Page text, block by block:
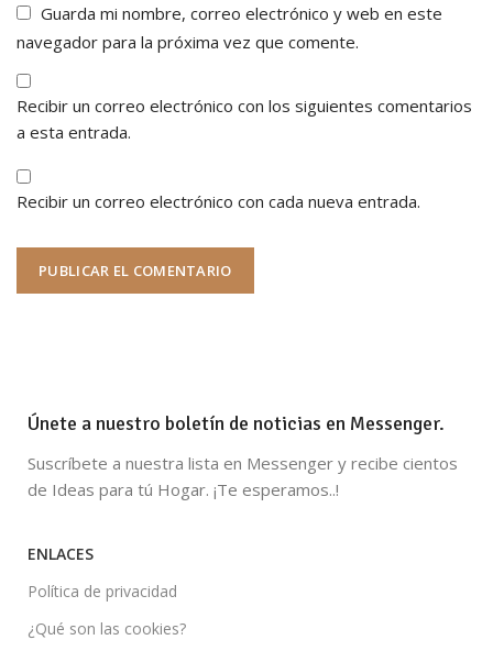
Guarda mi nombre, correo electrónico y web en este
navegador para la próxima vez que comente.
Recibir un correo electrónico con los siguientes comentarios
a esta entrada.
Recibir un correo electrónico con cada nueva entrada.
Únete a nuestro boletín de noticias en Messenger.
Suscríbete a nuestra lista en Messenger y recibe cientos
de Ideas para tú Hogar. ¡Te esperamos..!
ENLACES
Política de privacidad
¿Qué son las cookies?